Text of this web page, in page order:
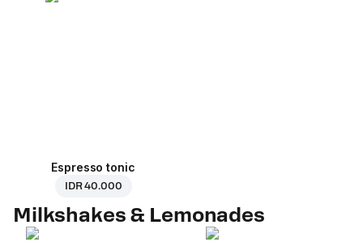
Espresso tonic
IDR 40.000
Milkshakes & Lemonades